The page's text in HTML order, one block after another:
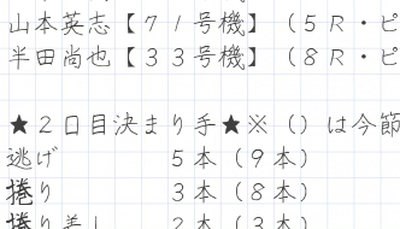
山本英志【７１号機】（５Ｒ・
半田尚也【３３号機】（８Ｒ・
★２日目決まり手★※（）は今
逃げ ５本（９本）
捲り ３本（８本）